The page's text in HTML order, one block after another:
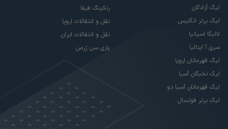
لیگ آزادگان
لیگ برتر انگلیس
لالیگا اسپانیا
سری آ ایتالیا
لیگ قهرمانان اروپا
لیگ نخبگان آسیا
لیگ قهرمانان آسیا دو
لیگ برتر فوتسال
رنکینگ فیفا
نقل و انتقالات اروپا
نقل و انتقالات ایران
پاری سن ژرمن